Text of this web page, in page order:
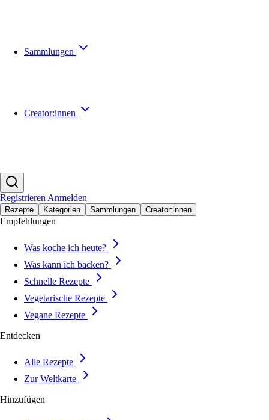
Sammlungen
Creator:innen
Registrieren Anmelden
Rezepte Kategorien Sammlungen Creator:innen
Empfehlungen
Was koche ich heute?
Was kann ich backen?
Schnelle Rezepte
Vegetarische Rezepte
Vegane Rezepte
Entdecken
Alle Rezepte
Zur Weltkarte
Hinzufügen